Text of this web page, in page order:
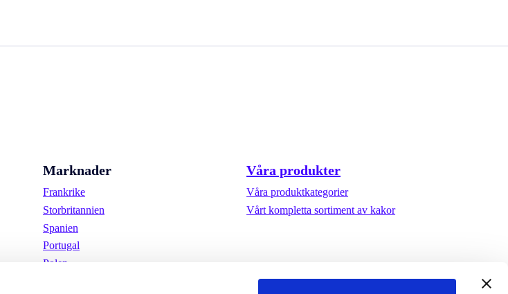
Marknader
Frankrike
Storbritannien
Spanien
Portugal
Polen
Våra produkter
Våra produktkategorier
Vårt kompletta sortiment av kakor